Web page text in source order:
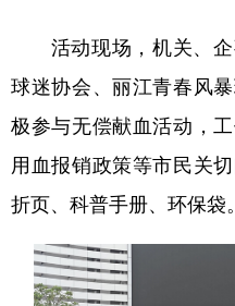
活动现场，机关、企
球迷协会、丽江青春风
极参与无偿献血活动，
用血报销政策等市民关
折页、科普手册、环保袋。